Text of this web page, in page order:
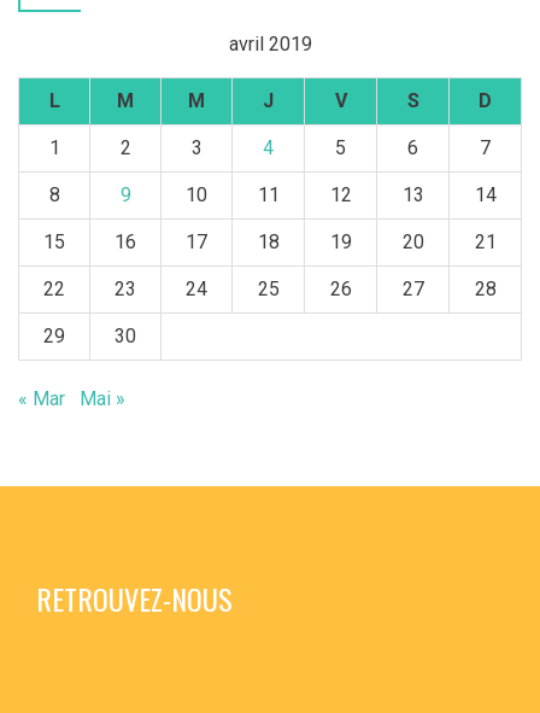
avril 2019
L M M J V S D
1 2 3 4 5 6 7
8 9 10 11 12 13 14
15 16 17 18 19 20 21
22 23 24 25 26 27 28
29 30
« Mar Mai »
RETROUVEZ-NOUS